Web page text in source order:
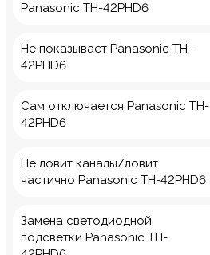
Panasonic TH-42PHD6
Не показывает Panasonic TH-
42PHD6
Сам отключается Panasonic TH-
42PHD6
Не ловит каналы/ловит
частично Panasonic TH-42PHD6
Замена светодиодной
подсветки Panasonic TH-